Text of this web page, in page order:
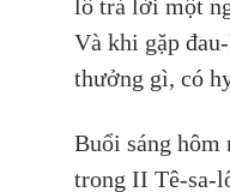
lô trả lời một
Và khi gặp
thưởng gì, có
Buổi sáng
trong II Tê-sa-